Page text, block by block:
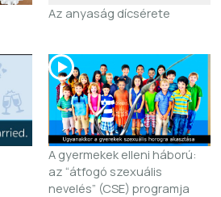
Az anyaság dícsérete
A gyermekek elleni háború:
az “átfogó szexuális
nevelés” (CSE) programja